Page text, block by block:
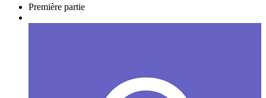
Première partie